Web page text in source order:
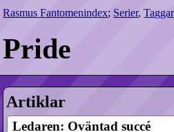
Rasmus Fantomenindex; Serier,Taggar
Pride
Artiklar
Ledaren: Oväntad succé